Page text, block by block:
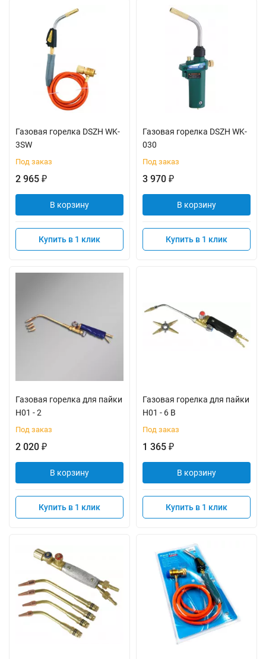
Газовая горелка DSZH WK-
3SW
Под заказ
2 965 ₽
В корзину
Купить в 1 клик
Газовая горелка DSZH WK-
030
Под заказ
3 970 ₽
В корзину
Купить в 1 клик
Газовая горелка для пайки
H01 - 2
Под заказ
2 020 ₽
В корзину
Купить в 1 клик
Газовая горелка для пайки
H01 - 6 В
Под заказ
1 365 ₽
В корзину
Купить в 1 клик